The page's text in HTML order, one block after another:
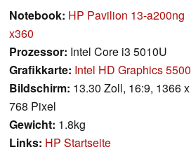
Notebook: HP Pavilion 13-a200ng
x360
Prozessor: Intel Core i3 5010U
Grafikkarte: Intel HD Graphics 5500
Bildschirm: 13.30 Zoll, 16:9, 1366 x
768 Pixel
Gewicht: 1.8kg
Links: HP Startseite